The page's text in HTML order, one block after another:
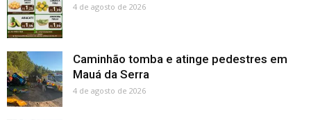
4 de agosto de 2026
Caminhão tomba e atinge pedestres em
Mauá da Serra
4 de agosto de 2026